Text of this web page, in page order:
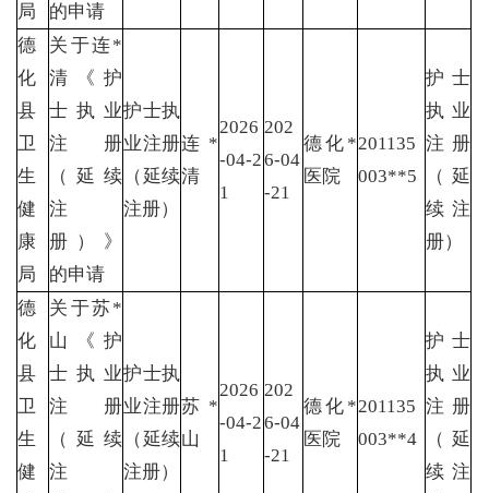
局
的申请
德
化
县
卫
生
健
康
局
关于连*
清《护
士执业
注册
（延续
注
册）》
的申请
护士执
业注册
（延续
注册）
连*
清
2026
-04-2
1
202
6-04
-21
德化*
医院
201135
003**5
护士
执业
注册
（延
续注
册）
德
化
县
卫
生
健
关于苏*
山《护
士执业
注册
（延续
注
护士执
业注册
（延续
注册）
苏*
山
2026
-04-2
1
202
6-04
-21
德化*
医院
201135
003**4
护士
执业
注册
（延
续注